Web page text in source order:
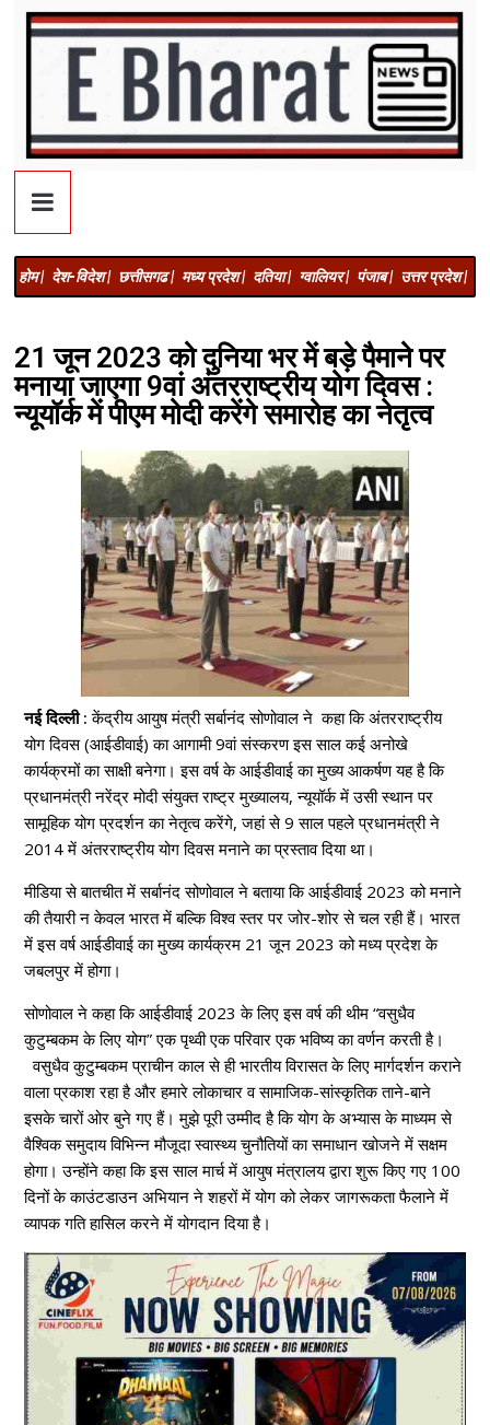
होम | देश-विदेश | छत्तीसगढ | मध्य प्रदेश | दतिया | ग्वालियर | पंजाब | उत्तर प्रदेश |
21 जून 2023 को दुनिया भर में बड़े पैमाने पर
मनाया जाएगा 9वां अंतरराष्ट्रीय योग दिवस :
न्यूयॉर्क में पीएम मोदी करेंगे समारोह का नेतृत्व
नई दिल्ली : केंद्रीय आयुष मंत्री सर्बानंद सोणोवाल ने कहा कि अंतरराष्ट्रीय
योग दिवस (आईडीवाई) का आगामी 9वां संस्करण इस साल कई अनोखे
कार्यक्रमों का साक्षी बनेगा। इस वर्ष के आईडीवाई का मुख्य आकर्षण यह है कि
प्रधानमंत्री नरेंद्र मोदी संयुक्त राष्ट्र मुख्यालय, न्यूयॉर्क में उसी स्थान पर
सामूहिक योग प्रदर्शन का नेतृत्व करेंगे, जहां से 9 साल पहले प्रधानमंत्री ने
2014 में अंतरराष्ट्रीय योग दिवस मनाने का प्रस्ताव दिया था।
मीडिया से बातचीत में सर्बानंद सोणोवाल ने बताया कि आईडीवाई 2023 को मनाने
की तैयारी न केवल भारत में बल्कि विश्व स्तर पर जोर-शोर से चल रही हैं। भारत
में इस वर्ष आईडीवाई का मुख्य कार्यक्रम 21 जून 2023 को मध्य प्रदेश के
जबलपुर में होगा।
सोणोवाल ने कहा कि आईडीवाई 2023 के लिए इस वर्ष की थीम “वसुधैव
कुटुम्बकम के लिए योग” एक पृथ्वी एक परिवार एक भविष्य का वर्णन करती है।
वसुधैव कुटुम्बकम प्राचीन काल से ही भारतीय विरासत के लिए मार्गदर्शन कराने
वाला प्रकाश रहा है और हमारे लोकाचार व सामाजिक-सांस्कृतिक ताने-बाने
इसके चारों ओर बुने गए हैं। मुझे पूरी उम्मीद है कि योग के अभ्यास के माध्यम से
वैश्विक समुदाय विभिन्न मौजूदा स्वास्थ्य चुनौतियों का समाधान खोजने में सक्षम
होगा। उन्होंने कहा कि इस साल मार्च में आयुष मंत्रालय द्वारा शुरू किए गए 100
दिनों के काउंटडाउन अभियान ने शहरों में योग को लेकर जागरूकता फैलाने में
व्यापक गति हासिल करने में योगदान दिया है।